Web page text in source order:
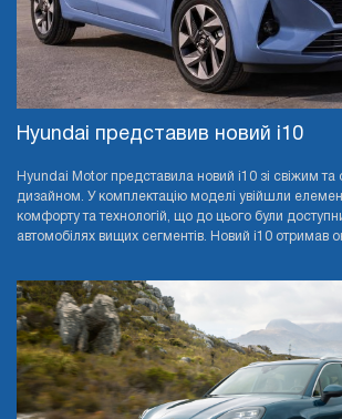
Hyundai представив новий i10
Hyundai Motor представила новий i10 зі свіжим та
дизайном. У комплектацію моделі увійшли
комфорту та технологій, що до цього були
автомобілях вищих сегментів. Новий i10 отримав